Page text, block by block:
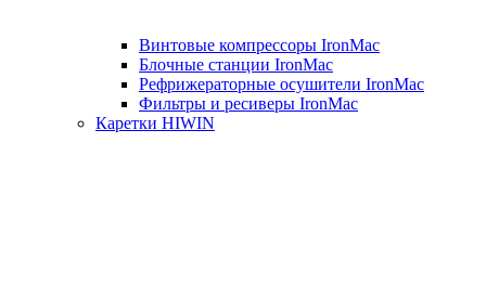
Винтовые компрессоры IronMac
Блочные станции IronMac
Рефрижераторные осушители IronMac
Фильтры и ресиверы IronMac
Каретки HIWIN